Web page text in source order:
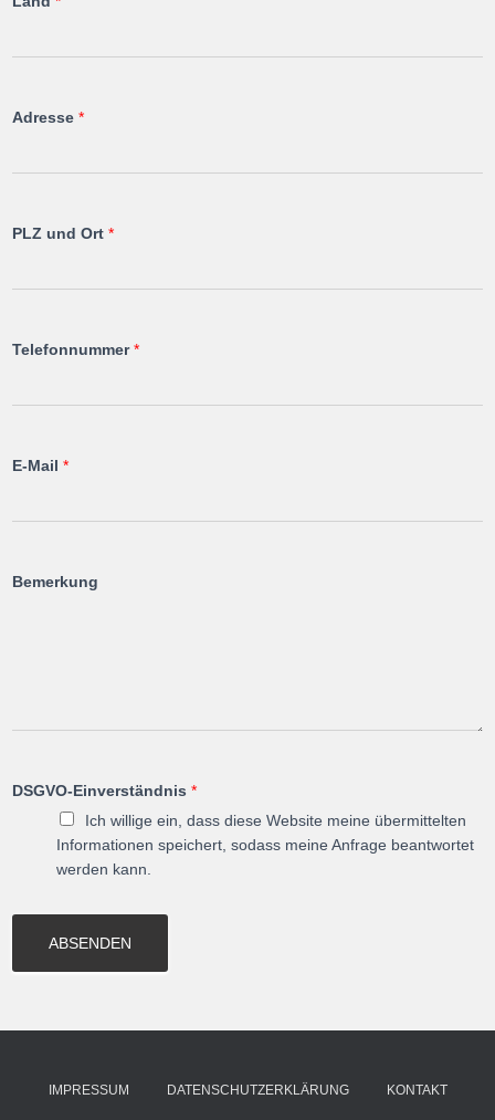
Adresse *
PLZ und Ort *
Telefonnummer*
E-Mail *
Bemerkung
DSGVO-Einverständnis *
Ich willige ein, dass diese Website meine übermittelten
Informationen speichert, sodass meine Anfrage beantwortet
werden kann.
ABSENDEN
IMPRESSUM DATENSCHUTZERKLÄRUNG KONTAKT